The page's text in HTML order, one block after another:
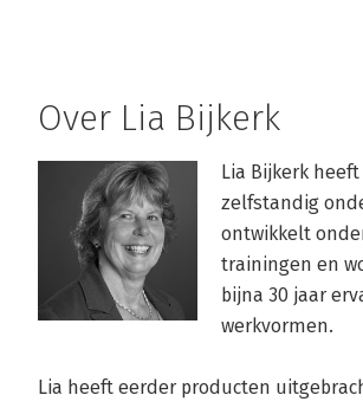
Over Lia Bijkerk
Lia Bijkerk
zelfstandig
ontwikkelt
trainingen en
bijna 30 jaar
werkvormen.
Lia heeft eerder producten